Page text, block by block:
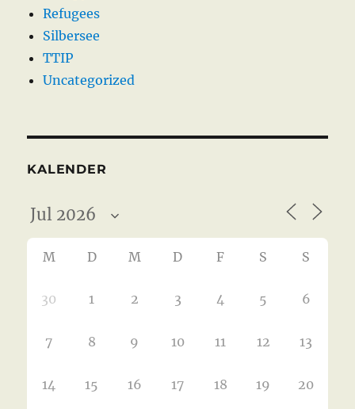
Refugees
Silbersee
TTIP
Uncategorized
KALENDER
M D M D F S S
30 1 2 3 4 5 6
7 8 9 10 11 12 13
14 15 16 17 18 19 20